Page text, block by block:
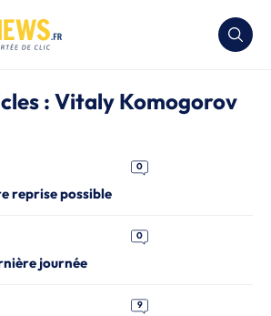
: Vitaly Komogorov
0
reprise possible
0
journée
9